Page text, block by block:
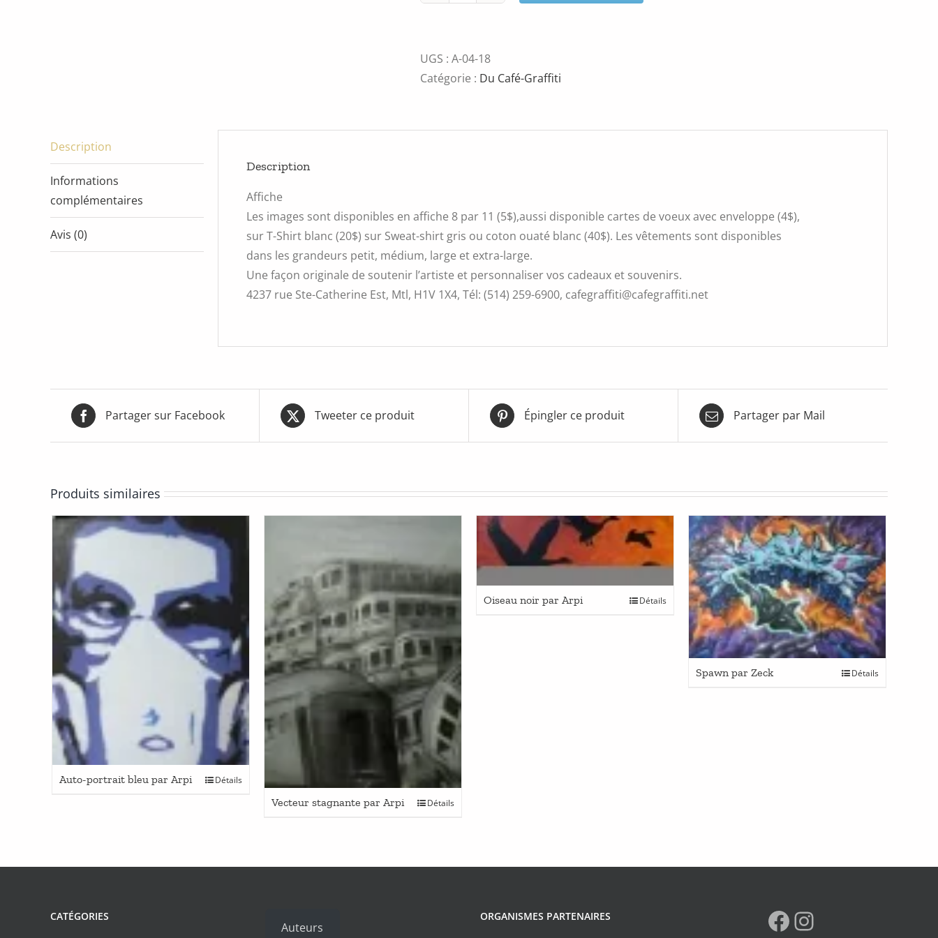
UGS : A-04-18
Catégorie : Du Café-Graffiti
Description
Informations
complémentaires
Avis (0)
Description
Affiche
Les images sont disponibles en affiche 8 par 11 (5$),aussi disponible cartes de voeux avec enveloppe (4$),
sur T-Shirt blanc (20$) sur Sweat-shirt gris ou coton ouaté blanc (40$). Les vêtements sont disponibles
dans les grandeurs petit, médium, large et extra-large.
Une façon originale de soutenir l’artiste et personnaliser vos cadeaux et souvenirs.
4237 rue Ste-Catherine Est, Mtl, H1V 1X4, Tél: (514) 259-6900, cafegraffiti@cafegraffiti.net
Partager sur Facebook Tweeter ce produit Épingler ce produit Partager par Mail
Produits similaires
Auto-portrait bleu par Arpi Détails
Vecteur stagnante par Arpi Détails
Oiseau noir par Arpi Détails
Spawn par Zeck Détails
CATÉGORIES
Auteurs
ORGANISMES PARTENAIRES Facebook